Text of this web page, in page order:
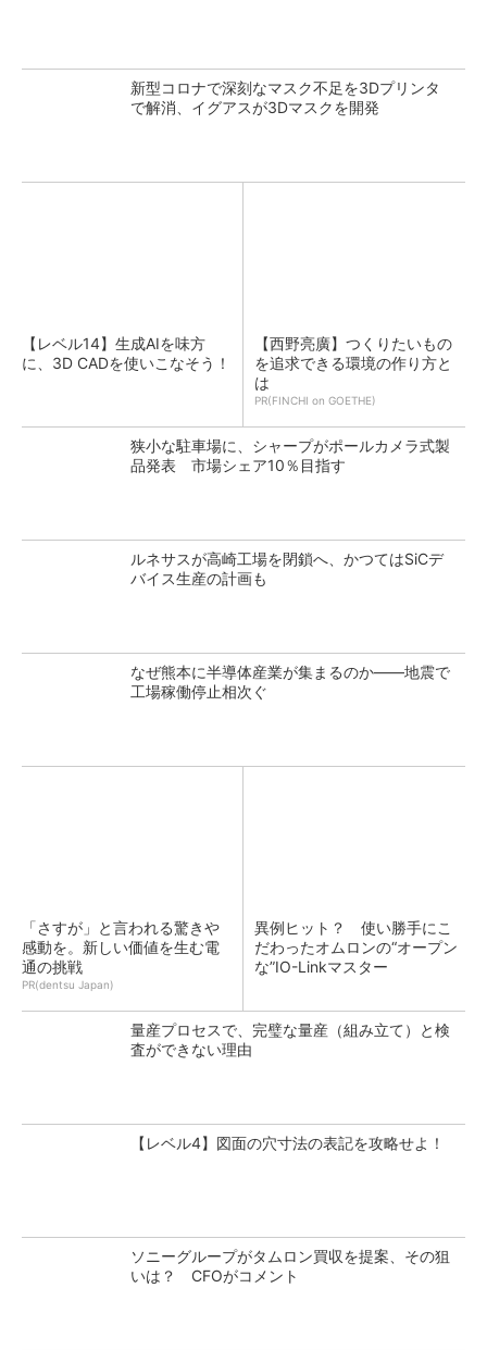
新型コロナで深刻なマスク不足を3Dプリンタ
で解消、イグアスが3Dマスクを開発
【レベル14】生成AIを味方
に、3D CADを使いこなそう！
【西野亮廣】つくりたいもの
を追求できる環境の作り方と
は
PR(FINCHI on GOETHE)
狭小な駐車場に、シャープがポールカメラ式製
品発表 市場シェア10％目指す
ルネサスが高崎工場を閉鎖へ、かつてはSiCデ
バイス生産の計画も
なぜ熊本に半導体産業が集まるのか――地震で
工場稼働停止相次ぐ
「さすが」と言われる驚きや
感動を。新しい価値を生む電
通の挑戦
PR(dentsu Japan)
異例ヒット？ 使い勝手にこ
だわったオムロンの“オープン
な”IO-Linkマスター
量産プロセスで、完璧な量産（組み立て）と検
査ができない理由
【レベル4】図面の穴寸法の表記を攻略せよ！
ソニーグループがタムロン買収を提案、その狙
いは？ CFOがコメント